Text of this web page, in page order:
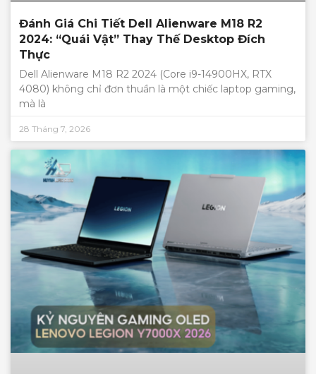
Đánh Giá Chi Tiết Dell Alienware M18 R2
2024: “Quái Vật” Thay Thế Desktop Đích
Thực
Dell Alienware M18 R2 2024 (Core i9-14900HX, RTX
4080) không chỉ đơn thuần là một chiếc laptop gaming,
mà là
28 Tháng 7, 2026